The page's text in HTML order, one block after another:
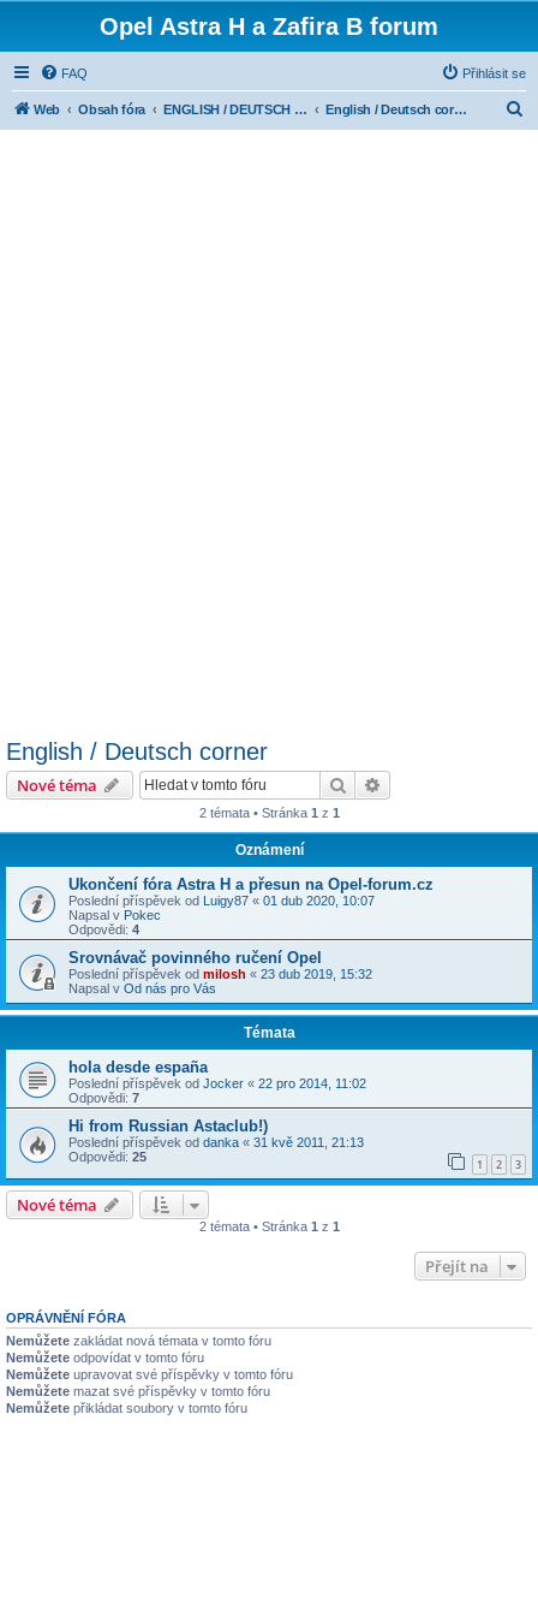
Opel Astra H a Zafira B forum
FAQ Přihlásit se
Web Obsah fóra ENGLISH / DEUTSCH CORNER English / Deutsch corner
English / Deutsch corner
Nové téma Hledat
2 témata • Stránka 1 z 1
Oznámení
Ukončení fóra Astra H a přesun na Opel-forum.cz
Poslední příspěvek od Luigy87 « 01 dub 2020, 10:07
Napsal v Pokec
Odpovědi: 4
Srovnávač povinného ručení Opel
Poslední příspěvek od milosh « 23 dub 2019, 15:32
Napsal v Od nás pro Vás
Témata
hola desde españa
Poslední příspěvek od Jocker « 22 pro 2014, 11:02
Odpovědi: 7
Hi from Russian Astaclub!)
Poslední příspěvek od danka « 31 kvě 2011, 21:13
Odpovědi: 25 1 2 3
Nové téma
2 témata • Stránka 1 z 1
Přejít na
OPRÁVNĚNÍ FÓRA
Nemůžete zakládat nová témata v tomto fóru
Nemůžete odpovídat v tomto fóru
Nemůžete upravovat své příspěvky v tomto fóru
Nemůžete mazat své příspěvky v tomto fóru
Nemůžete přikládat soubory v tomto fóru